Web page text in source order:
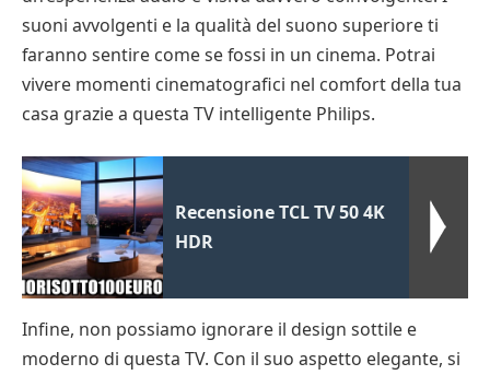
suoni avvolgenti e la qualità del suono superiore ti
faranno sentire come se fossi in un cinema. Potrai
vivere momenti cinematografici nel comfort della tua
casa grazie a questa TV intelligente Philips.
Recensione TCL TV 50 4K
HDR
Infine, non possiamo ignorare il design sottile e
moderno di questa TV. Con il suo aspetto elegante, si